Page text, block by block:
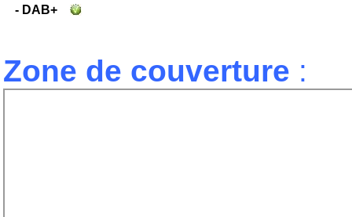
- DAB+
Zone de couverture :